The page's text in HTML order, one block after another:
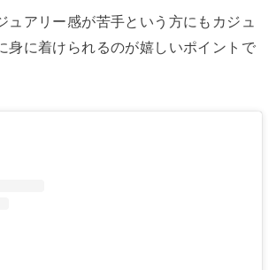
ュアリー感が苦手という方にもカジュ
身に着けられるのが嬉しいポイントで